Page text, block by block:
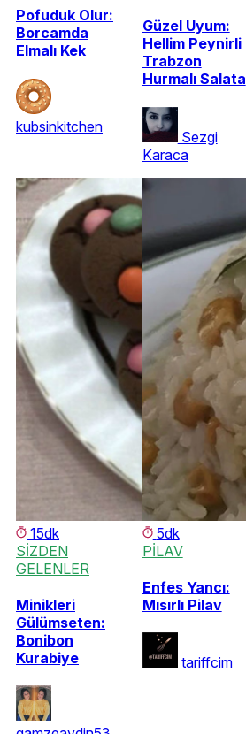
Pofuduk Olur:
Borcamda
Elmalı Kek
kubsinkitchen
Güzel Uyum:
Hellim Peynirli
Trabzon
Hurmalı Salata
Sezgi
Karaca
15dk
SİZDEN
GELENLER
Minikleri
Gülümseten:
Bonibon
Kurabiye
5dk
PİLAV
Enfes Yancı:
Mısırlı Pilav
tariffcim